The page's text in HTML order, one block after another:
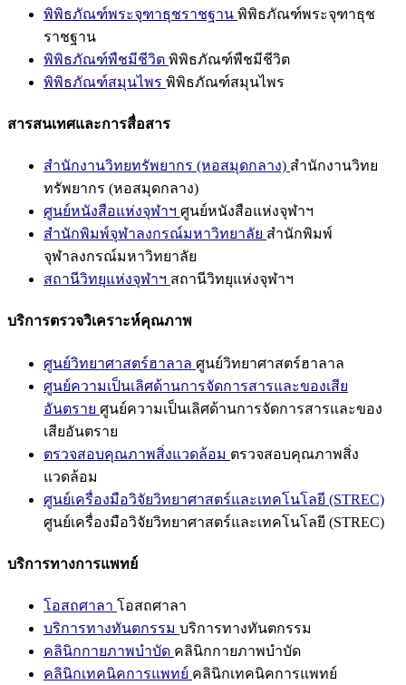
พิพิธภัณฑ์พระจุฑาธุชราชฐาน พิพิธภัณฑ์พระจุฑาธุช
ราชฐาน
พิพิธภัณฑ์พืชมีชีวิต พิพิธภัณฑ์พืชมีชีวิต
พิพิธภัณฑ์สมุนไพร พิพิธภัณฑ์สมุนไพร
สารสนเทศและการสื่อสาร
สำนักงานวิทยทรัพยากร (หอสมุดกลาง) สำนักงานวิทย
ทรัพยากร (หอสมุดกลาง)
ศูนย์หนังสือแห่งจุฬาฯ ศูนย์หนังสือแห่งจุฬาฯ
สำนักพิมพ์จุฬาลงกรณ์มหาวิทยาลัย สำนักพิมพ์
จุฬาลงกรณ์มหาวิทยาลัย
สถานีวิทยุแห่งจุฬาฯ สถานีวิทยุแห่งจุฬาฯ
บริการตรวจวิเคราะห์คุณภาพ
ศูนย์วิทยาศาสตร์ฮาลาล ศูนย์วิทยาศาสตร์ฮาลาล
ศูนย์ความเป็นเลิศด้านการจัดการสารและของเสีย
อันตราย ศูนย์ความเป็นเลิศด้านการจัดการสารและของ
เสียอันตราย
ตรวจสอบคุณภาพสิ่งแวดล้อม ตรวจสอบคุณภาพสิ่ง
แวดล้อม
ศูนย์เครื่องมือวิจัยวิทยาศาสตร์และเทคโนโลยี (STREC)
ศูนย์เครื่องมือวิจัยวิทยาศาสตร์และเทคโนโลยี (STREC)
บริการทางการแพทย์
โอสถศาลา โอสถศาลา
บริการทางทันตกรรม บริการทางทันตกรรม
คลินิกกายภาพบำบัด คลินิกกายภาพบำบัด
คลินิกเทคนิคการแพทย์ คลินิกเทคนิคการแพทย์